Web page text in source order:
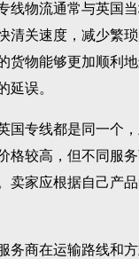
物流通常与英国当
清关速度，减少繁
货物能够更加顺利
延误。
专线都是同一个，
格较高，但不同服
卖家应根据自己产
商在运输路线和方